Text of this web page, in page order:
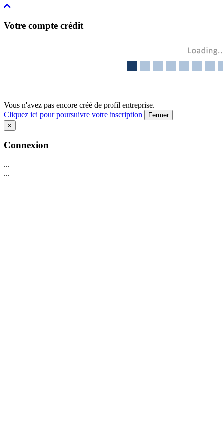
Votre compte crédit
Vous n'avez pas encore créé de profil entreprise.
Cliquez ici pour poursuivre votre inscription
Fermer
×
Connexion
...
...